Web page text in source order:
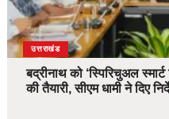
उत्तराखंड
बद्रीनाथ को ‘स्पिरिचुअल
की तैयारी, सीएम धामी ने दिए